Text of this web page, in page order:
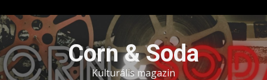
Skip
to
content
Corn & Soda
Kulturális magazin